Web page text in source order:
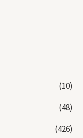
(10)
(48)
(426)